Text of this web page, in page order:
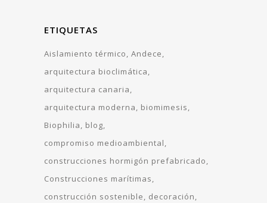
ETIQUETAS
Aislamiento térmico Andece
arquitectura bioclimática
arquitectura canaria
arquitectura moderna
biomimesis
Biophilia
blog
compromiso medioambiental
construcciones hormigón prefabricado
Construcciones marítimas
construcción sostenible
decoración